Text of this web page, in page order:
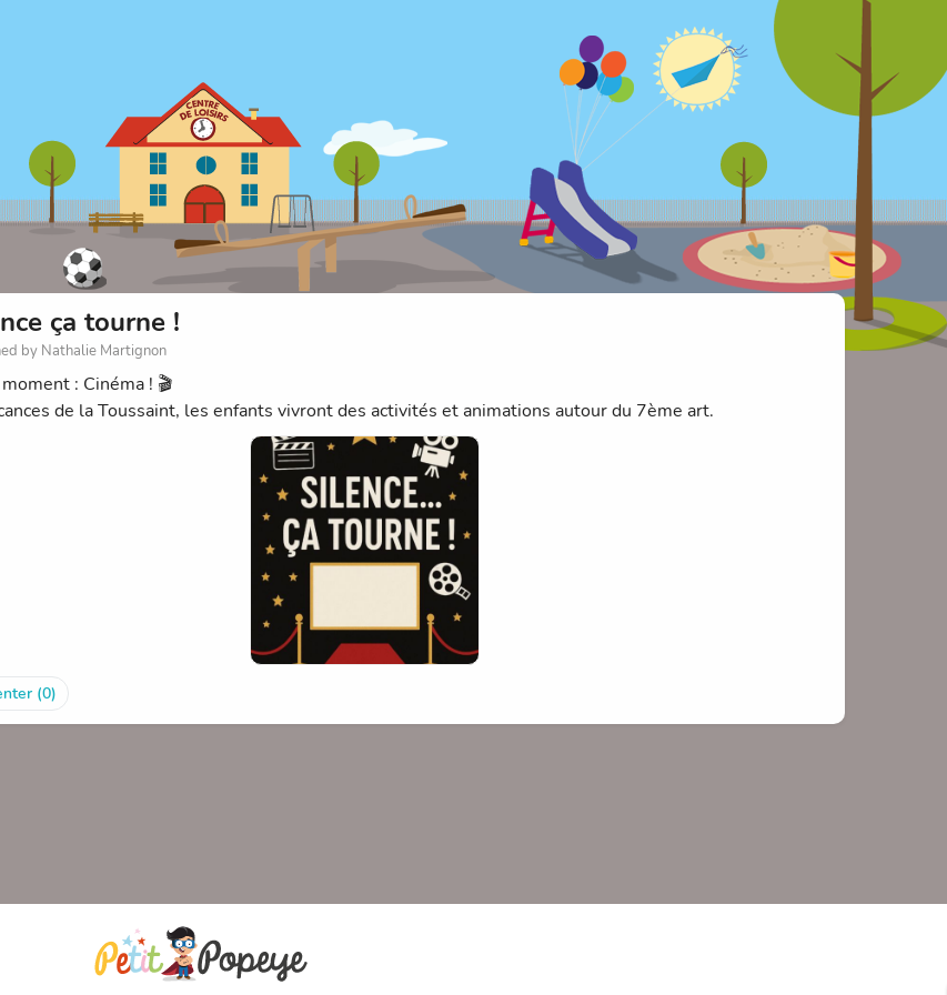
ça tourne !
by Nathalie Martignon
: Cinéma ! 🎬
de la Toussaint, les enfants vivront des activités et animations autour du 7ème art.
(0)